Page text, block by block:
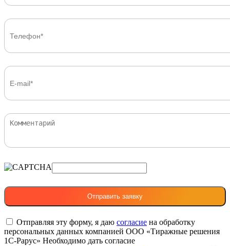
Отправляя эту форму, я даю согласие на обработку
персональных данных компанией ООО «Тиражные решения
1С-Рарус» Необходимо дать согласие